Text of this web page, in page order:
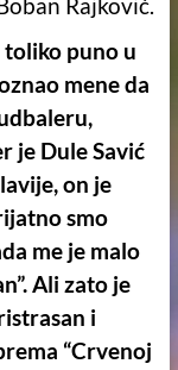
Rajković.
puno u
mene da
je Dule Savić
on je
smo
me je malo
Ali zato je
i
“Crvenoj